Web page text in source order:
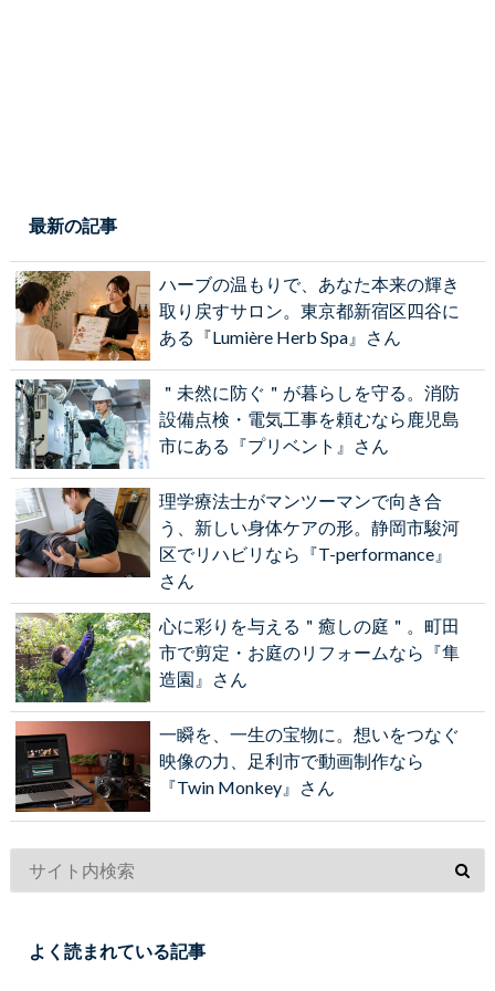
最新の記事
ハーブの温もりで、あなた本来の輝き
取り戻すサロン。東京都新宿区四谷に
ある『Lumière Herb Spa』さん
＂未然に防ぐ＂が暮らしを守る。消防
設備点検・電気工事を頼むなら鹿児島
市にある『プリベント』さん
理学療法士がマンツーマンで向き合
う、新しい身体ケアの形。静岡市駿河
区でリハビリなら『T-performance』
さん
心に彩りを与える＂癒しの庭＂。町田
市で剪定・お庭のリフォームなら『隼
造園』さん
一瞬を、一生の宝物に。想いをつなぐ
映像の力、足利市で動画制作なら
『Twin Monkey』さん
よく読まれている記事